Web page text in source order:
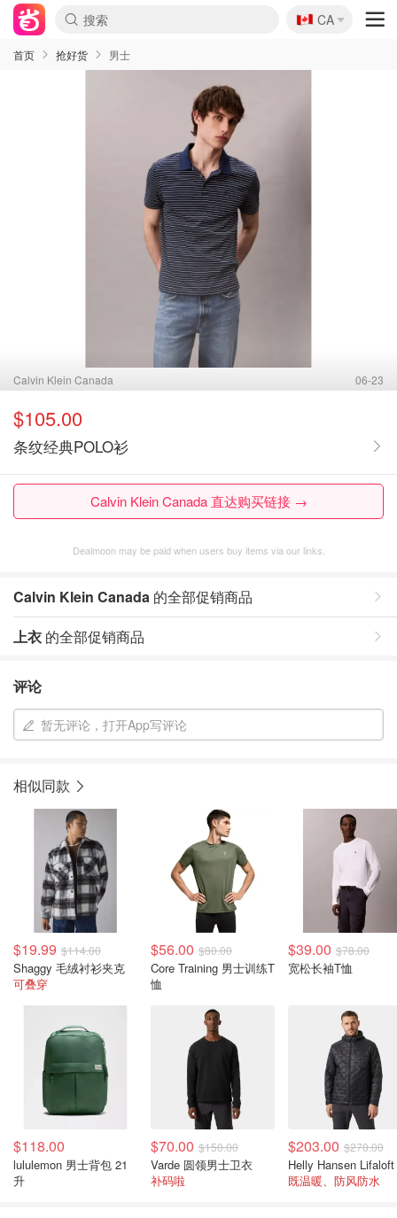
🇨🇦
CA
首页 抢好货 男士
Calvin Klein Canada 06-23
$105.00
条纹经典POLO衫
Calvin Klein Canada 直达购买链接 →
Dealmoon may be paid when users buy items via our links.
Calvin Klein Canada 的全部促销商品
上衣 的全部促销商品
评论
暂无评论，打开App写评论
相似同款
$19.99 $114.00
Shaggy 毛绒衬衫夹克
可叠穿
$56.00 $80.00
Core Training 男士训练T
恤
$39.00 $78.00
宽松长袖T恤
$118.00
lululemon 男士背包 21
升
$70.00 $150.00
Varde 圆领男士卫衣
补码啦
$203.00 $270.00
既温暖、防风防水